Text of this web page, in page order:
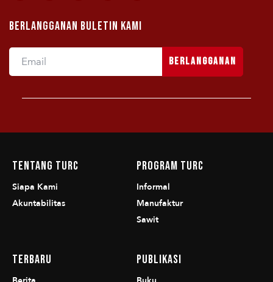
Berlangganan Buletin Kami
Berlangganan
Tentang TURC
Siapa Kami
Akuntabilitas
Program TURC
Informal
Manufaktur
Sawit
Terbaru Publikasi